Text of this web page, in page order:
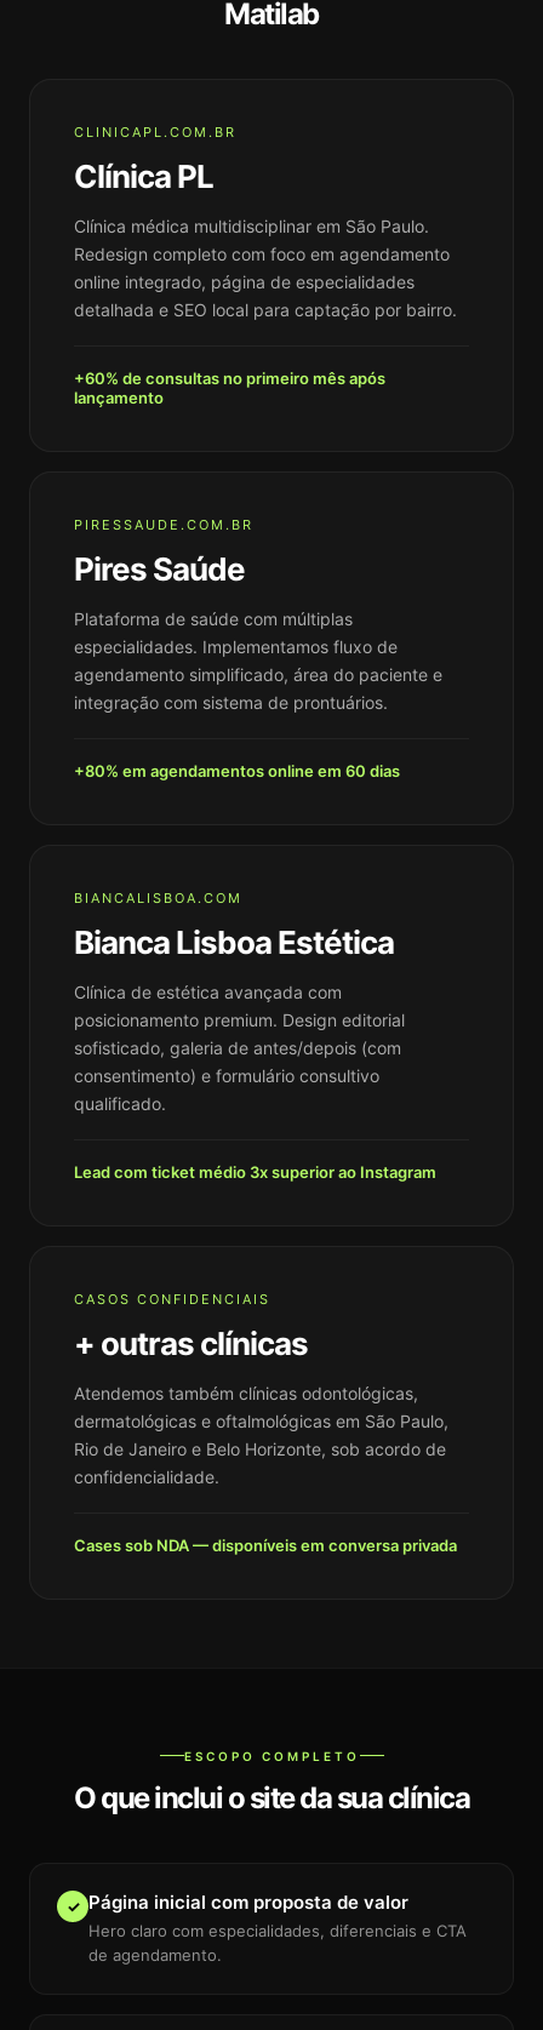
Matilab
CLINICAPL.COM.BR
Clínica PL
Clínica médica multidisciplinar em São Paulo.
Redesign completo com foco em agendamento
online integrado, página de especialidades
detalhada e SEO local para captação por bairro.
+60% de consultas no primeiro mês após
lançamento
PIRESSAUDE.COM.BR
Pires Saúde
Plataforma de saúde com múltiplas
especialidades. Implementamos fluxo de
agendamento simplificado, área do paciente e
integração com sistema de prontuários.
+80% em agendamentos online em 60 dias
BIANCALISBOA.COM
Bianca Lisboa Estética
Clínica de estética avançada com
posicionamento premium. Design editorial
sofisticado, galeria de antes/depois (com
consentimento) e formulário consultivo
qualificado.
Lead com ticket médio 3x superior ao Instagram
CASOS CONFIDENCIAIS
+ outras clínicas
Atendemos também clínicas odontológicas,
dermatológicas e oftalmológicas em São Paulo,
Rio de Janeiro e Belo Horizonte, sob acordo de
confidencialidade.
Cases sob NDA — disponíveis em conversa privada
ESCOPO COMPLETO
O que inclui o site da sua clínica
✓ Página inicial com proposta de valor
Hero claro com especialidades, diferenciais e CTA
de agendamento.